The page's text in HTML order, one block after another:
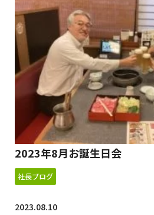
2023年8月お誕生日会
社長ブログ
2023.08.10